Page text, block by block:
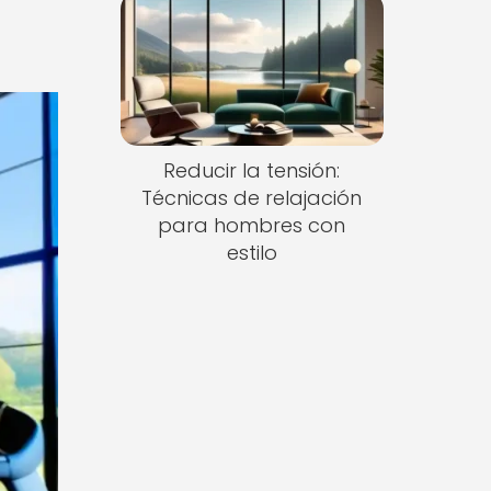
Reducir la tensión:
Técnicas de relajación
para hombres con
estilo